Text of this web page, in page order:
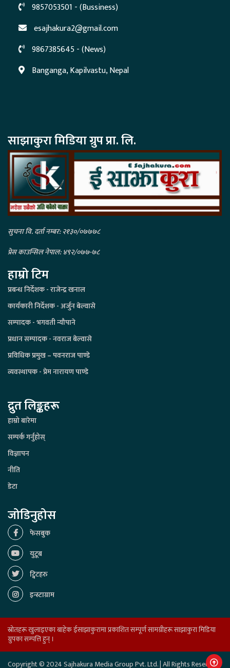
9857053501 - (Bussiness)
esajhakura2@gmail.com
9867385645 - (News)
Banganga, Kapilvastu, Nepal
साझाकुरा मिडिया ग्रुप प्रा. लि.
सुचना वि. दर्ता नम्बर: २१३०/०७७७८
प्रेस काउन्सिल नेपाल: ४९२/०७७-७८
हाम्रो टिम
प्रबन्ध निर्देशक - राजेन्द्र खनाल
कार्यकारी निर्देशक - अर्जुन बेल्वासे
सम्पादक - भगवती न्यौपाने
प्रधान सम्पादक - नवराज बेल्वासे
प्रविधिक प्रमुख – पवनराज पाण्डे
व्यवस्थापक - प्रेम नारायण पाण्डे
द्रुत लिङ्कहरू
हाम्रो बारेमा
सम्पर्क गर्नुहोस्
विज्ञापन
नीति
डेटा
जोडिनुहोस
फेसबुक
युटूब
ट्विटहरु
इन्स्टाग्राम
स्रोतहरू खुलाइएका बाहेक ईसाझाकुरामा प्रकाशित सम्पूर्ण सामग्रीहरू साझाकुरा मिडिया
ग्रुपका सम्पत्ति हुन् ।
Copyright © 2024 Sajhakura Media Group Pvt. Ltd. | All Rights Reserved.